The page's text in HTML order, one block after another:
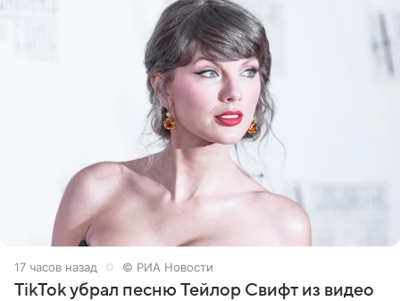
17 часов назад © РИА Новости
TikTok убрал песню Тейлор Свифт из видео